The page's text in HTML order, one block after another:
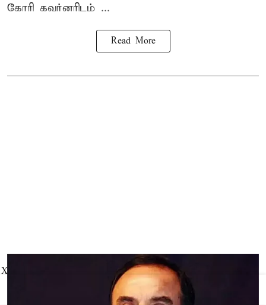
கோரி கவர்னரிடம் ...
Read More
X